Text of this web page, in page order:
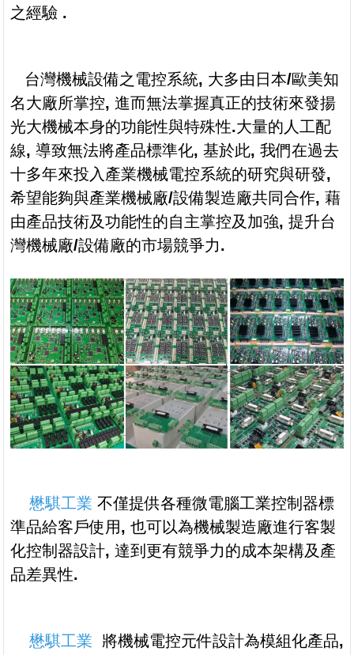
之經驗 .
台灣機械設備之 電控系統, 大多由日本/歐美知
名大廠所掌控, 進而無法掌握真正的技術來發揚
光大機械本身的功能性與特殊性.大量的人工配
線, 導致無法將產品標準化, 基於此, 我們在過去
十多年來投入產業機械電控系統的研究與研發,
希望能夠與產業機械廠/設備製造廠共同合作, 藉
由產品技術及功能性的自主掌控及加強, 提升台
灣機械廠/設備廠的市場競爭力.
懋騏工業 不僅提供各種微電腦工業控制器標
準品給客戶使用, 也可以為機械製造廠進行客製
化控制器設計, 達到更有競爭力的成本架構及產
品差異性.
懋騏工業 將機械電控元件設計為模組化產品,